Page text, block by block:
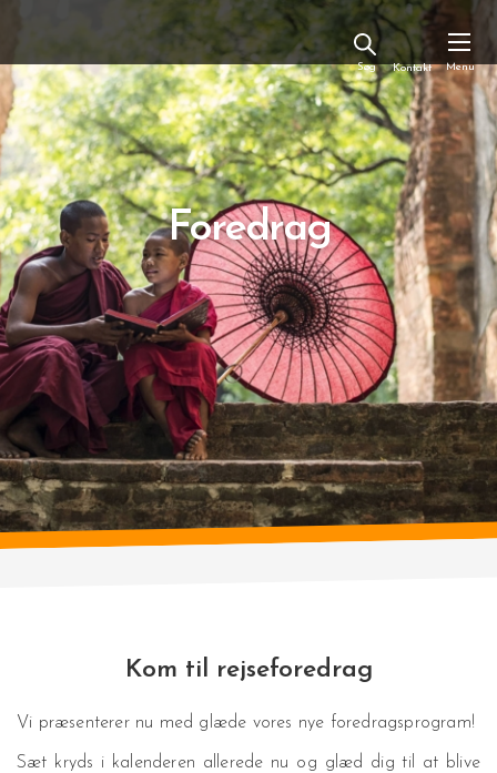
Kontakt
Foredrag
Kom til rejseforedrag
Vi præsenterer nu med glæde vores nye foredragsprogram!
Sæt kryds i kalenderen allerede nu og glæd dig til at blive